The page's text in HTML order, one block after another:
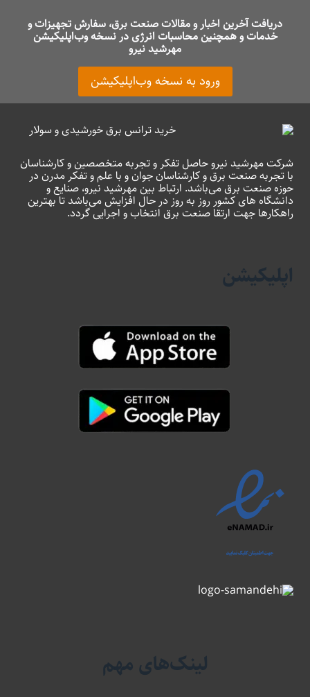
دریافت آخرین اخبار و مقالات صنعت برق، سفارش تجهیزات و
خدمات و همچنین محاسبات انرژی در نسخه وب‌اپلیکیشن
مهرشید نیرو
ورود به نسخه وب‌اپلیکیشن
شرکت مهرشید نیرو حاصل تفکر و تجربه متخصصین و کارشناسان
با تجربه صنعت برق و کارشناسان جوان و با علم و تفکر مدرن در
حوزه صنعت برق می‌باشد. ارتباط بین مهرشید نیرو، صنایع و
دانشگاه های کشور روز به روز در حال افزایش می‌باشد تا بهترین
راهکارها جهت ارتقا صنعت برق انتخاب و اجرایی گردد.
اپلیکیشن
لینک‌های مهم